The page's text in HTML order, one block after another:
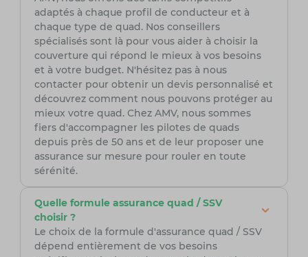
adaptés à chaque profil de conducteur et à
chaque type de quad. Nos conseillers
spécialisés sont là pour vous aider à choisir la
couverture qui répond le mieux à vos besoins
et à votre budget. N'hésitez pas à nous
contacter pour obtenir un devis personnalisé et
découvrez comment nous pouvons protéger au
mieux votre quad. Chez AMV, nous sommes
fiers d'accompagner les pilotes de quads
depuis près de 50 ans et de leur proposer une
assurance sur mesure pour rouler en toute
sérénité.
Quelle formule assurance quad / SSV
choisir ?
Le choix de la formule d'assurance quad / SSV
dépend entièrement de vos besoins